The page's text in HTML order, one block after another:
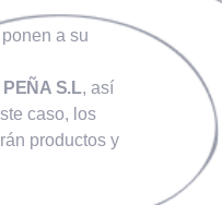
a su
S.L, así
caso, los
productos y